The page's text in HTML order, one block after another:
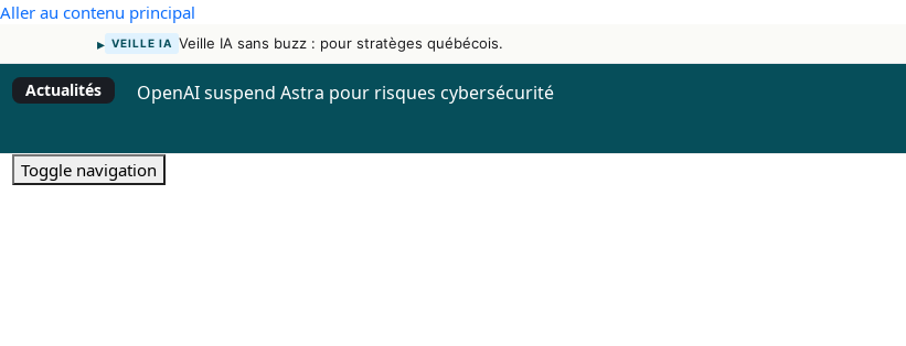
Aller au contenu principal
▸ VEILLE IA Veille IA sans buzz : pour stratèges québécois.
Actualités OpenAI suspend Astra pour risques cybersécurité
Toggle navigation